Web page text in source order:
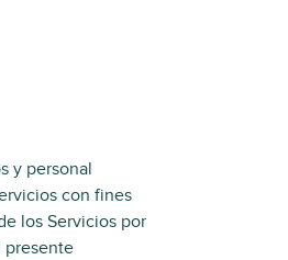
y personal
con fines
los Servicios por
presente